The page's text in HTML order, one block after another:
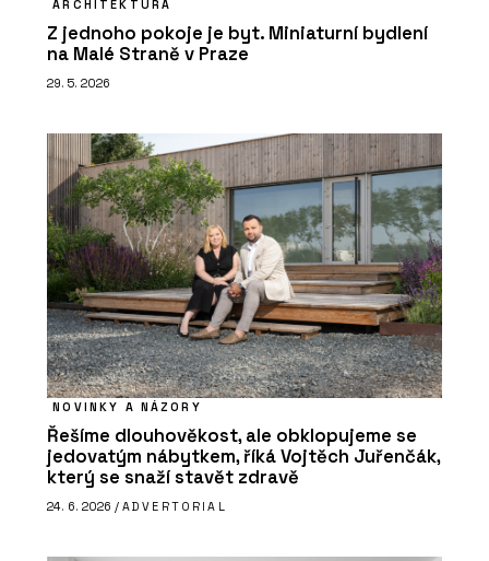
ARCHITEKTURA
Z jednoho pokoje je byt. Miniaturní bydlení
na Malé Straně v Praze
29. 5. 2026
NOVINKY A NÁZORY
Řešíme dlouhověkost, ale obklopujeme se
jedovatým nábytkem, říká Vojtěch Juřenčák,
který se snaží stavět zdravě
24. 6. 2026 / ADVERTORIAL